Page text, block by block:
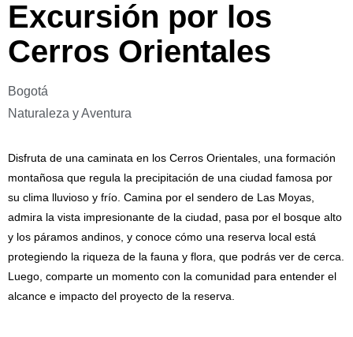
Excursión por los
Cerros Orientales
Bogotá
Naturaleza y Aventura
Disfruta de una caminata en los Cerros Orientales, una formación
montañosa que regula la precipitación de una ciudad famosa por
su clima lluvioso y frío. Camina por el sendero de Las Moyas,
admira la vista impresionante de la ciudad, pasa por el bosque alto
y los páramos andinos, y conoce cómo una reserva local está
protegiendo la riqueza de la fauna y flora, que podrás ver de cerca.
Luego, comparte un momento con la comunidad para entender el
alcance e impacto del proyecto de la reserva.